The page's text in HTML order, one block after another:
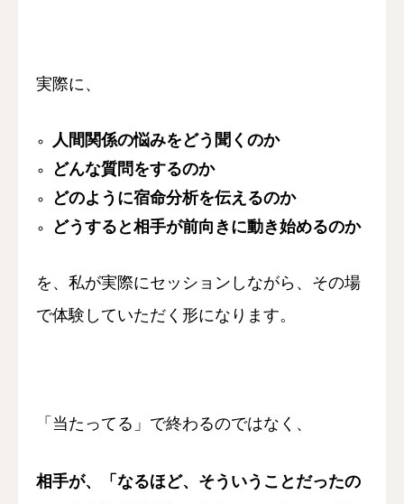
実際に、
人間関係の悩みをどう聞くのか
どんな質問をするのか
どのように宿命分析を伝えるのか
どうすると相手が前向きに動き始めるのか
を、 私が実際にセッションしながら、 その場
で体験していただく形になります。
「当たってる」で終わるのではなく、
相手が、
「なるほど、そういうことだったの